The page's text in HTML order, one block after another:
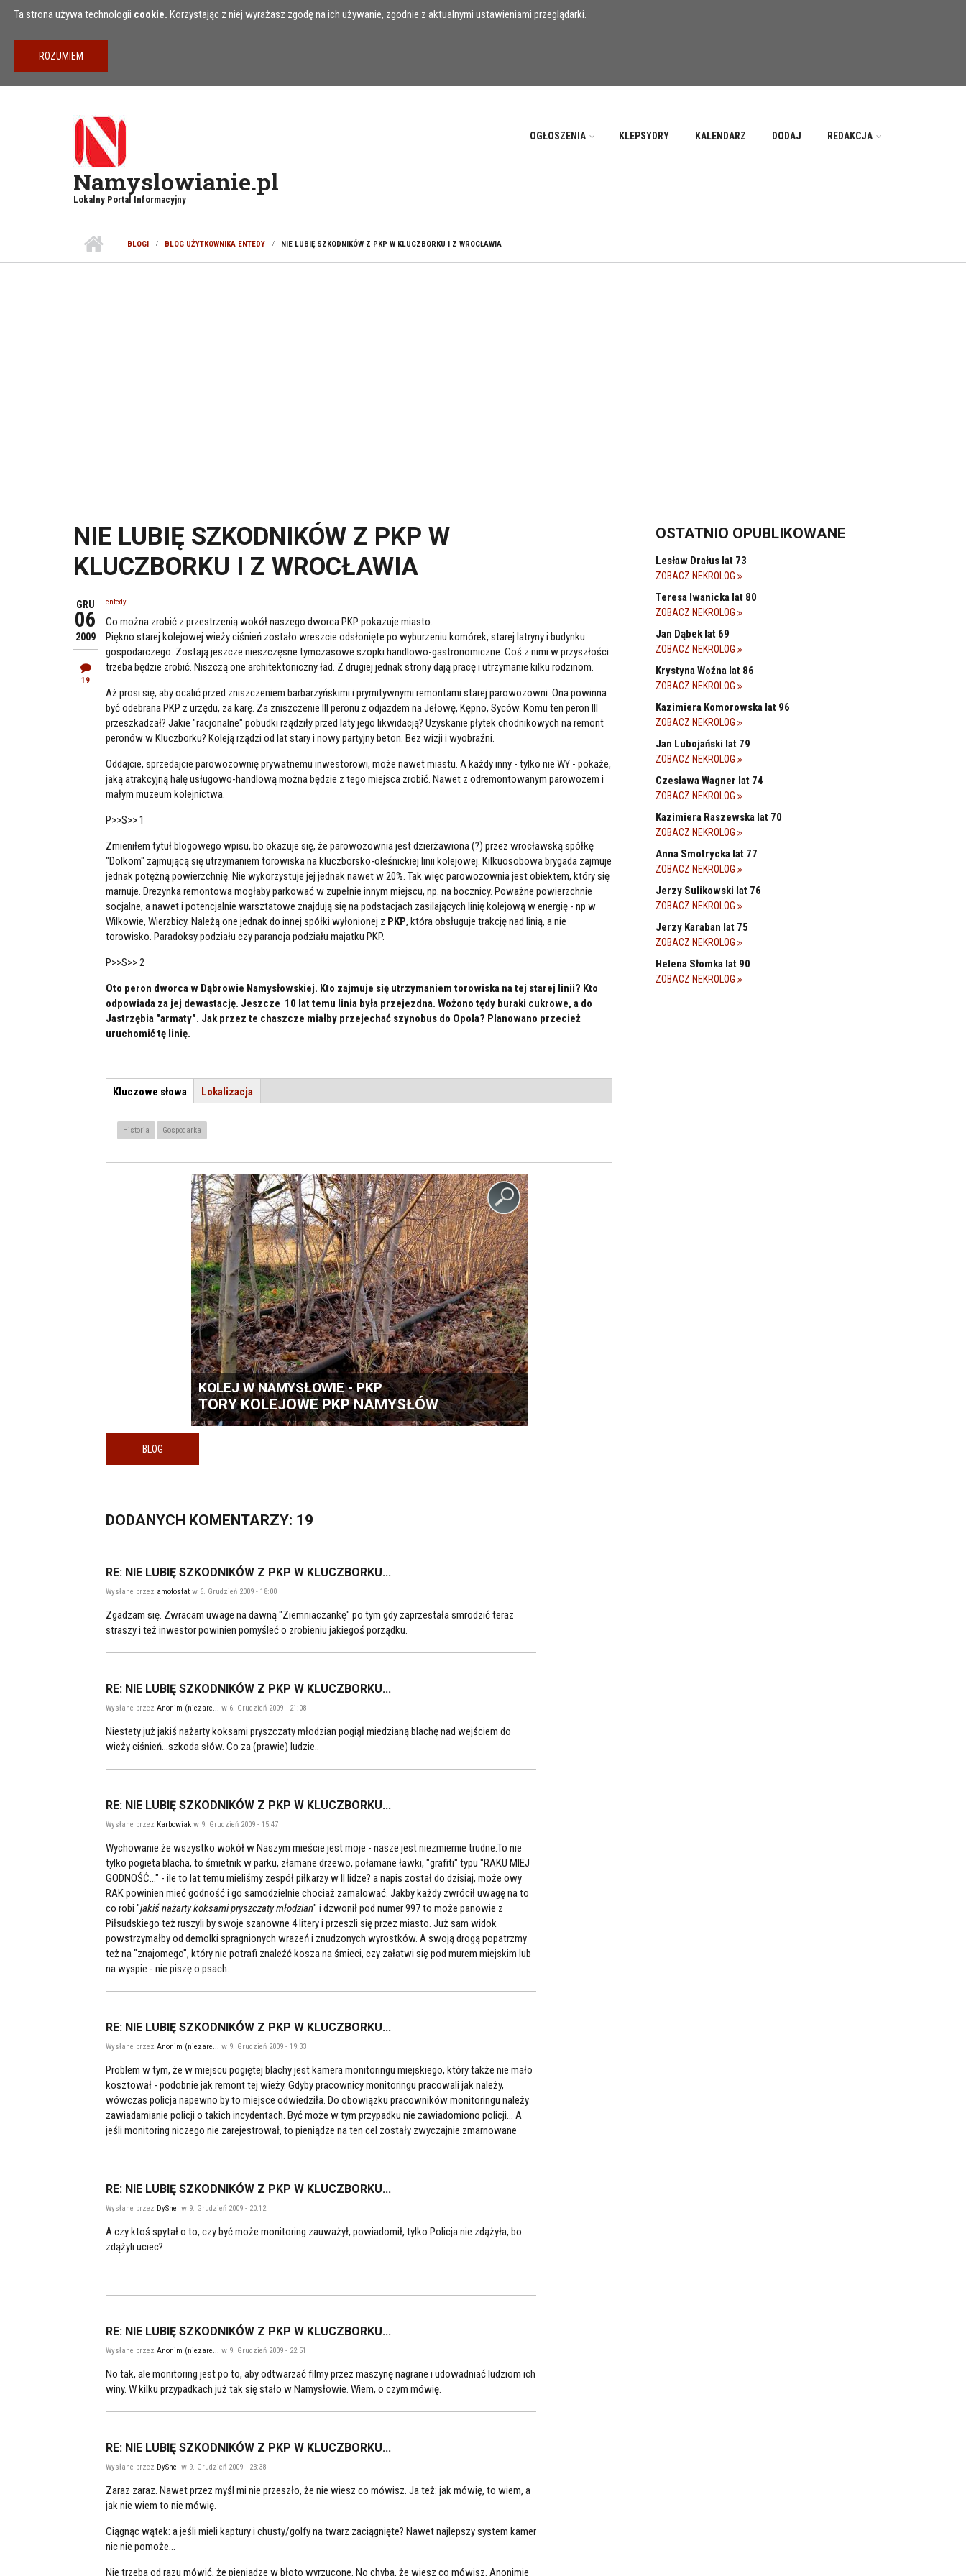
Przejdź do treści
Ta strona używa technologii cookie. Korzystając z niej wyrażasz zgodę na ich używanie, zgodnie z aktualnymi ustawieniami przeglądarki.
Namyslowianie.pl
Lokalny Portal Informacyjny
OGŁOSZENIA KLEPSYDRY KALENDARZ DODAJ REDAKCJA
BLOGI BLOG UŻYTKOWNIKA ENTEDY NIE LUBIĘ SZKODNIKÓW Z PKP W KLUCZBORKU I Z WROCŁAWIA
NIE LUBIĘ SZKODNIKÓW Z PKP W
KLUCZBORKU I Z WROCŁAWIA
GRU
06
2009
19
entedy
Co można zrobić z przestrzenią wokół naszego dworca PKP pokazuje miasto.
Piękno starej kolejowej wieży ciśnień zostało wreszcie odsłonięte po wyburzeniu komórek, starej latryny i budynku
gospodarczego. Zostają jeszcze nieszczęsne tymczasowe szopki handlowo-gastronomiczne. Coś z nimi w przyszłości
trzeba będzie zrobić. Niszczą one architektoniczny ład. Z drugiej jednak strony dają pracę i utrzymanie kilku rodzinom.
Aż prosi się, aby ocalić przed zniszczeniem barbarzyńskimi i prymitywnymi remontami starej parowozowni. Ona powinna
być odebrana PKP z urzędu, za karę. Za zniszczenie III peronu z odjazdem na Jełowę, Kępno, Syców. Komu ten peron III
przeszkadzał? Jakie "racjonalne" pobudki rządziły przed laty jego likwidacją? Uzyskanie płytek chodnikowych na remont
peronów w Kluczborku? Koleją rządzi od lat stary i nowy partyjny beton. Bez wizji i wyobraźni.
Oddajcie, sprzedajcie parowozownię prywatnemu inwestorowi, może nawet miastu. A każdy inny - tylko nie WY - pokaże,
jaką atrakcyjną halę usługowo-handlową można będzie z tego miejsca zrobić. Nawet z odremontowanym parowozem i
małym muzeum kolejnictwa.
P>>S>> 1
Zmieniłem tytuł blogowego wpisu, bo okazuje się, że parowozownia jest dzierżawiona (?) przez wrocławską spółkę
"Dolkom" zajmującą się utrzymaniem torowiska na kluczborsko-oleśnickiej linii kolejowej. Kilkuosobowa brygada zajmuje
jednak potężną powierzchnię. Nie wykorzystuje jej jednak nawet w 20%. Tak więc parowozownia jest obiektem, który się
marnuje. Drezynka remontowa mogłaby parkować w zupełnie innym miejscu, np. na bocznicy. Poważne powierzchnie
socjalne, a nawet i potencjalnie warsztatowe znajdują się na podstacjach zasilających linię kolejową w energię - np w
Wilkowie, Wierzbicy. Należą one jednak do innej spółki wyłonionej z PKP, która obsługuje trakcję nad linią, a nie
torowisko. Paradoksy podziału czy paranoja podziału majatku PKP.
P>>S>> 2
Oto peron dworca w Dąbrowie Namysłowskiej. Kto zajmuje się utrzymaniem torowiska na tej starej linii? Kto
odpowiada za jej dewastację. Jeszcze 10 lat temu linia była przejezdna. Wożono tędy buraki cukrowe, a do
Jastrzębia "armaty". Jak przez te chaszcze miałby przejechać szynobus do Opola? Planowano przecież
uruchomić tę linię.
TEMAT / LOKALIZACJA
Kluczowe słowa (aktywna
karta)
Lokalizacja
Historia Gospodarka
KOLEJ W NAMYSŁOWIE - PKP
TORY KOLEJOWE PKP NAMYSŁÓW
BLOG
DODANYCH KOMENTARZY: 19
RE: NIE LUBIĘ SZKODNIKÓW Z PKP W KLUCZBORKU...
Wysłane przez amofosfat w 6. Grudzień 2009 - 18:00
Zgadzam się. Zwracam uwage na dawną "Ziemniaczankę" po tym gdy zaprzestała smrodzić teraz
straszy i też inwestor powinien pomyśleć o zrobieniu jakiegoś porządku.
RE: NIE LUBIĘ SZKODNIKÓW Z PKP W KLUCZBORKU...
Wysłane przez Anonim (niezare... w 6. Grudzień 2009 - 21:08
Niestety już jakiś nażarty koksami pryszczaty młodzian pogiął miedzianą blachę nad wejściem do
wieży ciśnień...szkoda słów. Co za (prawie) ludzie..
RE: NIE LUBIĘ SZKODNIKÓW Z PKP W KLUCZBORKU...
Wysłane przez Karbowiak w 9. Grudzień 2009 - 15:47
Wychowanie że wszystko wokół w Naszym mieście jest moje - nasze jest niezmiernie trudne.To nie
tylko pogieta blacha, to śmietnik w parku, złamane drzewo, połamane ławki, "grafiti" typu "RAKU MIEJ
GODNOŚĆ..." - ile to lat temu mieliśmy zespół piłkarzy w II lidze? a napis został do dzisiaj, może owy
RAK powinien mieć godność i go samodzielnie chociaż zamalować. Jakby każdy zwrócił uwagę na to
co robi "jakiś nażarty koksami pryszczaty młodzian" i dzwonił pod numer 997 to może panowie z
Piłsudskiego też ruszyli by swoje szanowne 4 litery i przeszli się przez miasto. Już sam widok
powstrzymałby od demolki spragnionych wrazeń i znudzonych wyrostków. A swoją drogą popatrzmy
też na "znajomego", który nie potrafi znaleźć kosza na śmieci, czy załatwi się pod murem miejskim lub
na wyspie - nie piszę o psach.
RE: NIE LUBIĘ SZKODNIKÓW Z PKP W KLUCZBORKU...
Wysłane przez Anonim (niezare... w 9. Grudzień 2009 - 19:33
Problem w tym, że w miejscu pogiętej blachy jest kamera monitoringu miejskiego, który także nie mało
kosztował - podobnie jak remont tej wieży. Gdyby pracownicy monitoringu pracowali jak należy,
wówczas policja napewno by to miejsce odwiedziła. Do obowiązku pracowników monitoringu należy
zawiadamianie policji o takich incydentach. Być może w tym przypadku nie zawiadomiono policji... A
jeśli monitoring niczego nie zarejestrował, to pieniądze na ten cel zostały zwyczajnie zmarnowane
RE: NIE LUBIĘ SZKODNIKÓW Z PKP W KLUCZBORKU...
Wysłane przez DyShel w 9. Grudzień 2009 - 20:12
A czy ktoś spytał o to, czy być może monitoring zauważył, powiadomił, tylko Policja nie zdążyła, bo
zdążyli uciec?
RE: NIE LUBIĘ SZKODNIKÓW Z PKP W KLUCZBORKU...
Wysłane przez Anonim (niezare... w 9. Grudzień 2009 - 22:51
No tak, ale monitoring jest po to, aby odtwarzać filmy przez maszynę nagrane i udowadniać ludziom ich
winy. W kilku przypadkach już tak się stało w Namysłowie. Wiem, o czym mówię.
RE: NIE LUBIĘ SZKODNIKÓW Z PKP W KLUCZBORKU...
Wysłane przez DyShel w 9. Grudzień 2009 - 23:38
Zaraz zaraz. Nawet przez myśl mi nie przeszło, że nie wiesz co mówisz. Ja też: jak mówię, to wiem, a
jak nie wiem to nie mówię.
Ciągnąc wątek: a jeśli mieli kaptury i chusty/golfy na twarz zaciągnięte? Nawet najlepszy system kamer
nic nie pomoże...
Nie trzeba od razu mówić, że pieniądze w błoto wyrzucone. No chyba, że wiesz co mówisz. Anonimie
OSTATNIO OPUBLIKOWANE
Lesław Drałus lat 73
ZOBACZ NEKROLOG
Teresa Iwanicka lat 80
ZOBACZ NEKROLOG
Jan Dąbek lat 69
ZOBACZ NEKROLOG
Krystyna Woźna lat 86
ZOBACZ NEKROLOG
Kazimiera Komorowska lat 96
ZOBACZ NEKROLOG
Jan Lubojański lat 79
ZOBACZ NEKROLOG
Czesława Wagner lat 74
ZOBACZ NEKROLOG
Kazimiera Raszewska lat 70
ZOBACZ NEKROLOG
Anna Smotrycka lat 77
ZOBACZ NEKROLOG
Jerzy Sulikowski lat 76
ZOBACZ NEKROLOG
Jerzy Karaban lat 75
ZOBACZ NEKROLOG
Helena Słomka lat 90
ZOBACZ NEKROLOG